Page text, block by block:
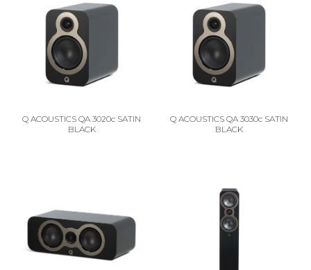
Q ACOUSTICS QA 3020c SATIN
BLACK
Q ACOUSTICS QA 3030c SATIN
BLACK